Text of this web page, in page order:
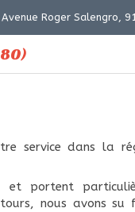
Avenue Roger Salengro,
service dans la
portent
nous avons su